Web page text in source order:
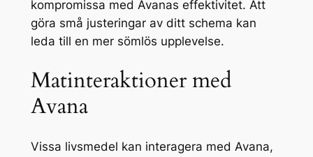
kompromissa med Avanas effektivitet. Att
göra små justeringar av ditt schema kan
leda till en mer sömlös upplevelse.
Matinteraktioner med
Avana
Vissa livsmedel kan interagera med Avana,